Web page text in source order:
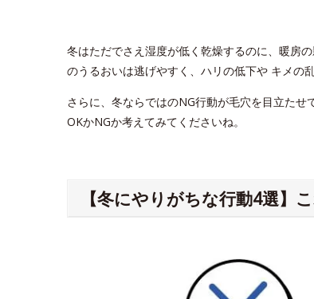
冬はただでさえ湿度が低く乾燥するのに、暖房
のうるおいは逃げやすく、ハリの低下や キメの
さらに、冬ならではのNG行動が毛穴を目立たせ
OKかNGか考えてみてくださいね。
【冬にやりがちな行動4選】